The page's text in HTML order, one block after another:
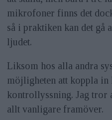
mikrofoner finns det
så i praktiken kan det gå
ljudet.
Liksom hos alla andra
möjligheten att koppla
kontrollyssning. Jag tror
allt vanligare framöver.